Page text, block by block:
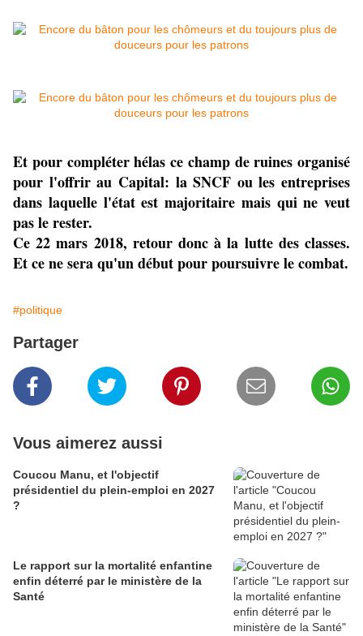
Et pour compléter hélas ce champ de ruines organisé
pour l'offrir au Capital: la SNCF ou les entreprises
dans laquelle l'état est majoritaire mais qui ne veut
pas le rester.
Ce 22 mars 2018, retour donc à la lutte des classes.
Et ce ne sera qu'un début pour poursuivre le combat.
#politique
Partager
Vous aimerez aussi
Coucou Manu, et l'objectif
présidentiel du plein-emploi en 2027
?
Le rapport sur la mortalité enfantine
enfin déterré par le ministère de la
Santé